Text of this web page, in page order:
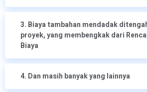
3. Biaya tambahan mendadak
proyek, yang membengkak dari
Biaya
4. Dan masih banyak yang lainnya